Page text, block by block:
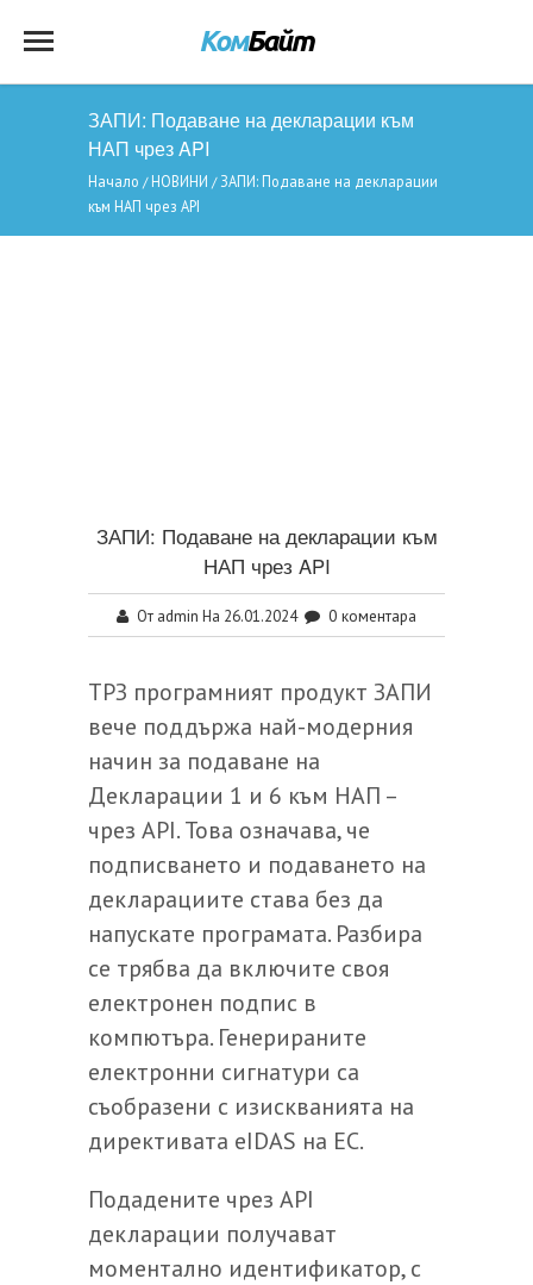
ЗАПИ: Подаване на декларации към
НАП чрез API
Начало / НОВИНИ / ЗАПИ: Подаване на декларации
към НАП чрез API
ЗАПИ: Подаване на декларации към
НАП чрез API
От admin На 26.01.2024 0 коментара
ТРЗ програмният продукт ЗАПИ
вече поддържа най-модерния
начин за подаване на
Декларации 1 и 6 към НАП –
чрез API. Това означава, че
подписването и подаването на
декларациите става без да
напускате програмата. Разбира
се трябва да включите своя
електронен подпис в
компютъра. Генерираните
електронни сигнатури са
съобразени с изискванията на
директивата eIDAS на ЕС.
Подадените чрез API
декларации получават
моментално идентификатор, с